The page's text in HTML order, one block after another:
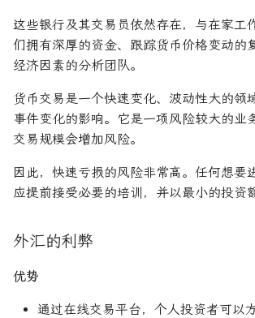
这些银行及其交易员依然存在，与在家工
们拥有深厚的资金、跟踪货币价格变动的
经济因素的分析团队。
货币交易是一个快速变化、波动性大的领
事件变化的影响。它是一项风险较大的业
交易规模会增加风险。
因此，快速亏损的风险非常高。任何想要
应提前接受必要的培训，并以最小的投资
外汇的利弊
优势
通过在线交易平台，个人投资者可以